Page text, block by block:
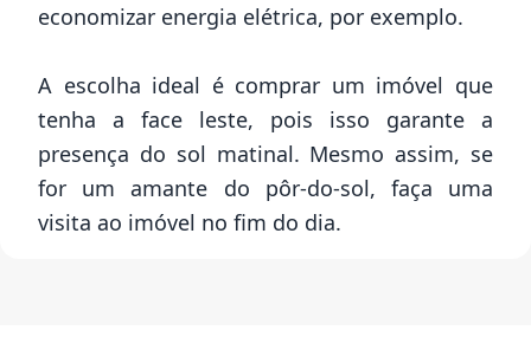
economizar energia elétrica, por exemplo.
A escolha ideal é comprar um imóvel que
tenha a face leste, pois isso garante a
presença do sol matinal. Mesmo assim, se
for um amante do pôr-do-sol, faça uma
visita ao imóvel no fim do dia.